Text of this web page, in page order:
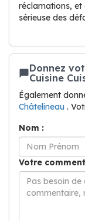
réclamations, et
sérieuse des
Donnez
Cuisine
Également
Châtelineau .
Nom :
Votre